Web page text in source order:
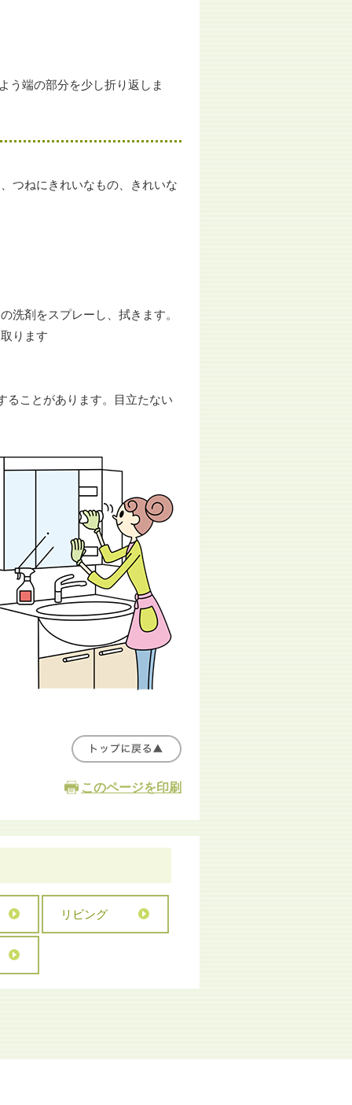
う端の部分を少し折り返しま
つねにきれいなもの、きれいな
洗剤をスプレーし、拭きます。
ります
ることがあります。目立たない
このページを印刷
リビング